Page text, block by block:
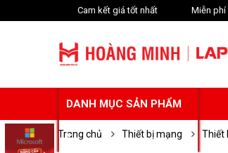
Cam kết giá tốt nhất Miễn phí
DANH MỤC SẢN PHẨM
Trang chủ Thiết bị mạng Thiết